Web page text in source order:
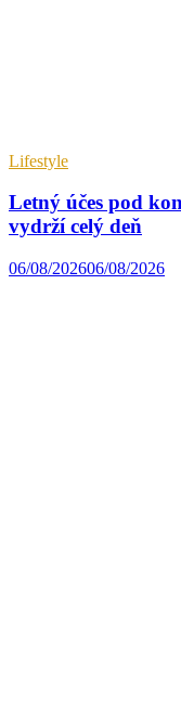
Lifestyle
Letný účes pod
vydrží celý deň
06/08/202606/08/2026